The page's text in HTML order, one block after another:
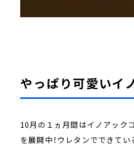
やっぱり可愛いイ
10月の１ヵ月間はイノアック
を展開中！ウレタンでできて